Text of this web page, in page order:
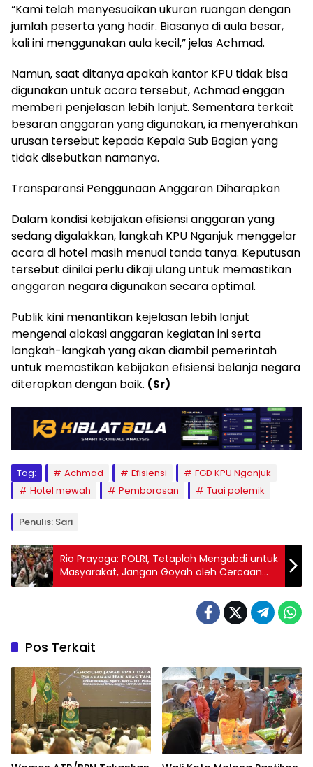
“Kami telah menyesuaikan ukuran ruangan dengan
jumlah peserta yang hadir. Biasanya di aula besar,
kali ini menggunakan aula kecil,” jelas Achmad.
Namun, saat ditanya apakah kantor KPU tidak bisa
digunakan untuk acara tersebut, Achmad enggan
memberi penjelasan lebih lanjut. Sementara terkait
besaran anggaran yang digunakan, ia menyerahkan
urusan tersebut kepada Kepala Sub Bagian yang
tidak disebutkan namanya.
Transparansi Penggunaan Anggaran Diharapkan
Dalam kondisi kebijakan efisiensi anggaran yang
sedang digalakkan, langkah KPU Nganjuk menggelar
acara di hotel masih menuai tanda tanya. Keputusan
tersebut dinilai perlu dikaji ulang untuk memastikan
anggaran negara digunakan secara optimal.
Publik kini menantikan kejelasan lebih lanjut
mengenai alokasi anggaran kegiatan ini serta
langkah-langkah yang akan diambil pemerintah
untuk memastikan kebijakan efisiensi belanja negara
diterapkan dengan baik. (Sr)
Tag: Achmad Efisiensi
FGD KPU Nganjuk
Hotel mewah
Pemborosan Tuai polemik
Penulis: Sari
Rio Prayoga: POLRI, Tetaplah Mengabdi untuk
Masyarakat, Jangan Goyah oleh Cercaan
dan Hinaan
Pos Terkait